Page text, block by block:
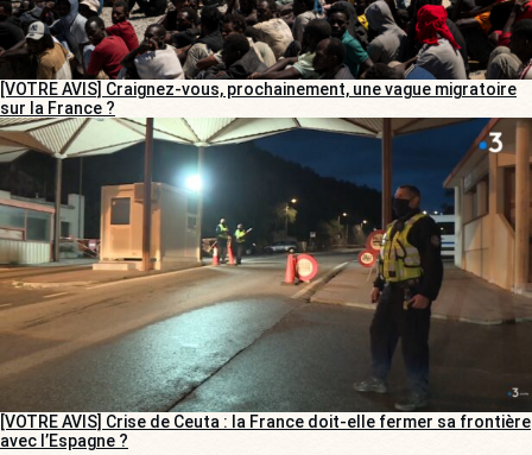
[VOTRE AVIS] Craignez-vous, prochainement, une vague migratoire
sur la France ?
[VOTRE AVIS] Crise de Ceuta : la France doit-elle fermer sa frontière
avec l’Espagne ?